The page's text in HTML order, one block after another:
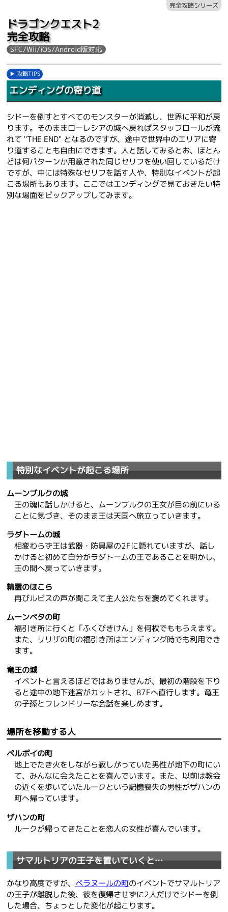
ドラゴンクエスト2
完全攻略
SFC/Wii/iOS/Android版対応
完全攻略シリーズ
攻略TIPS
エンディングの寄り道
シドーを倒すとすべてのモンスターが消滅し、世界に平和が戻
ります。そのままローレシアの城へ戻ればスタッフロールが流
れて "THE END" となるのですが、途中で世界中のエリアに寄
り道することも自由にできます。人と話してみるとお、ほとん
どは何パターンか用意された同じセリフを使い回しているだけ
ですが、中には特殊なセリフを話す人や、特別なイベントが起
こる場所もあります。ここではエンディングで見ておきたい特
別な場面をピックアップしてみます。
特別なイベントが起こる場所
ムーンブルクの城
王の魂に話しかけると、ムーンブルクの王女が目の前にいる
ことに気づき、そのまま王は天国へ旅立っていきます。
ラダトームの城
相変わらず王は武器・防具屋の2Fに隠れていますが、話し
かけると初めて自分がラダトームの王であることを明かし、
王の間へ戻っていきます。
精霊のほこら
再びルビスの声が聞こえて主人公たちを褒めてくれます。
ムーンペタの町
福引き所に行くと「ふくびきけん」を何枚でももらえます。
また、リリザの町の福引き所はエンディング時でも利用でき
ます。
竜王の城
イベントと言えるほどではありませんが、最初の階段を下り
ると途中の地下迷宮がカットされ、B7Fへ直行します。竜王
の子孫とフレンドリーな会話を楽しめます。
場所を移動する人
ペルポイの町
地上でたき火をしながら寂しがっていた男性が地下の町にい
て、みんなに会えたことを喜んでいます。また、以前は教会
の近くを歩いていたルークという記憶喪失の男性がザハンの
町へ帰っています。
ザハンの町
ルークが帰ってきたことを恋人の女性が喜んでいます。
サマルトリアの王子を置いていくと…
かなり高度ですが、 ベラヌールの町のイベントでサマルトリア
の王子が離脱した後、彼を復帰させずに2人だけでシドーを倒
した場合、ちょっとした変化が起こります。